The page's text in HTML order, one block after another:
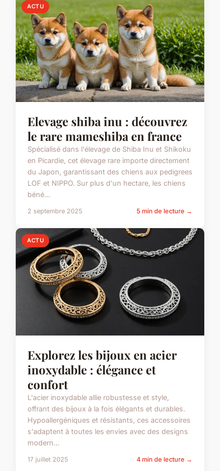
ACTU
Elevage shiba inu : découvrez
le rare mameshiba en france
Spécialisé dans l'élevage de Shiba Inu et Shikoku
en Picardie, cet élevage rare importe directement
du Japon, garantissant des chiens aux pedigrees
LOF et NIPPO. Sur plus d'un hectare, les chiens
béné...
2 septembre 2025 5 min de lecture →
ACTU
Explorez les bijoux en acier
inoxydable : élégance et
confort
L'acier inoxydable allie robustesse et style,
offrant des bijoux à la fois élégants et durables.
Hypoallergéniques et résistants, ces accessoires
s'adaptent à toutes les envies avec des designs
modern...
17 juillet 2025 4 min de lecture →